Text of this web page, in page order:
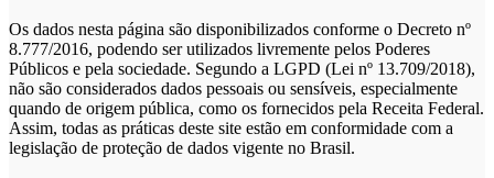
Os dados nesta página são disponibilizados conforme o Decreto nº
8.777/2016, podendo ser utilizados livremente pelos Poderes
Públicos e pela sociedade. Segundo a LGPD (Lei nº 13.709/2018),
não são considerados dados pessoais ou sensíveis, especialmente
quando de origem pública, como os fornecidos pela Receita Federal.
Assim, todas as práticas deste site estão em conformidade com a
legislação de proteção de dados vigente no Brasil.